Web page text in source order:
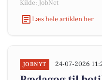
Kilde: JobNet
Læs hele artiklen her
JOBNYT 24-07-2026